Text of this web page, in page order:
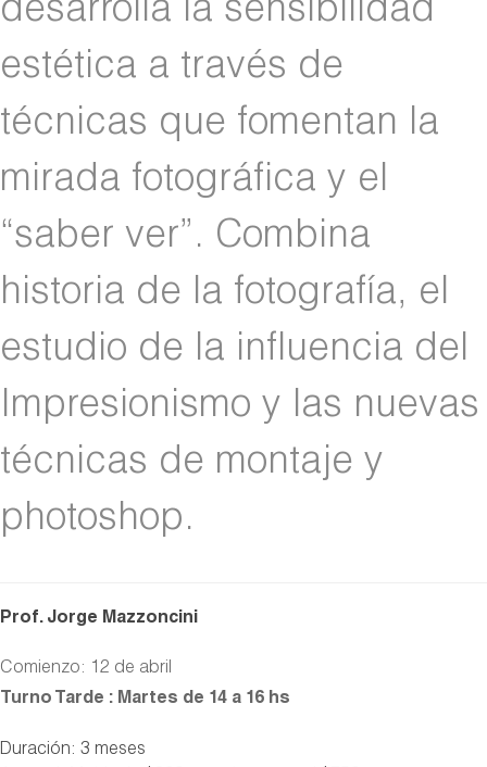
desarrolla la sensibilidad
estética a través de
técnicas que fomentan la
mirada fotográfica y el
“saber ver”. Combina
historia de la fotografía, el
estudio de la influencia del
Impresionismo y las nuevas
técnicas de montaje y
photoshop.
Prof. Jorge Mazzoncini
Comienzo: 12 de abril
Turno Tarde : Martes de 14 a 16 hs
Duración: 3 meses